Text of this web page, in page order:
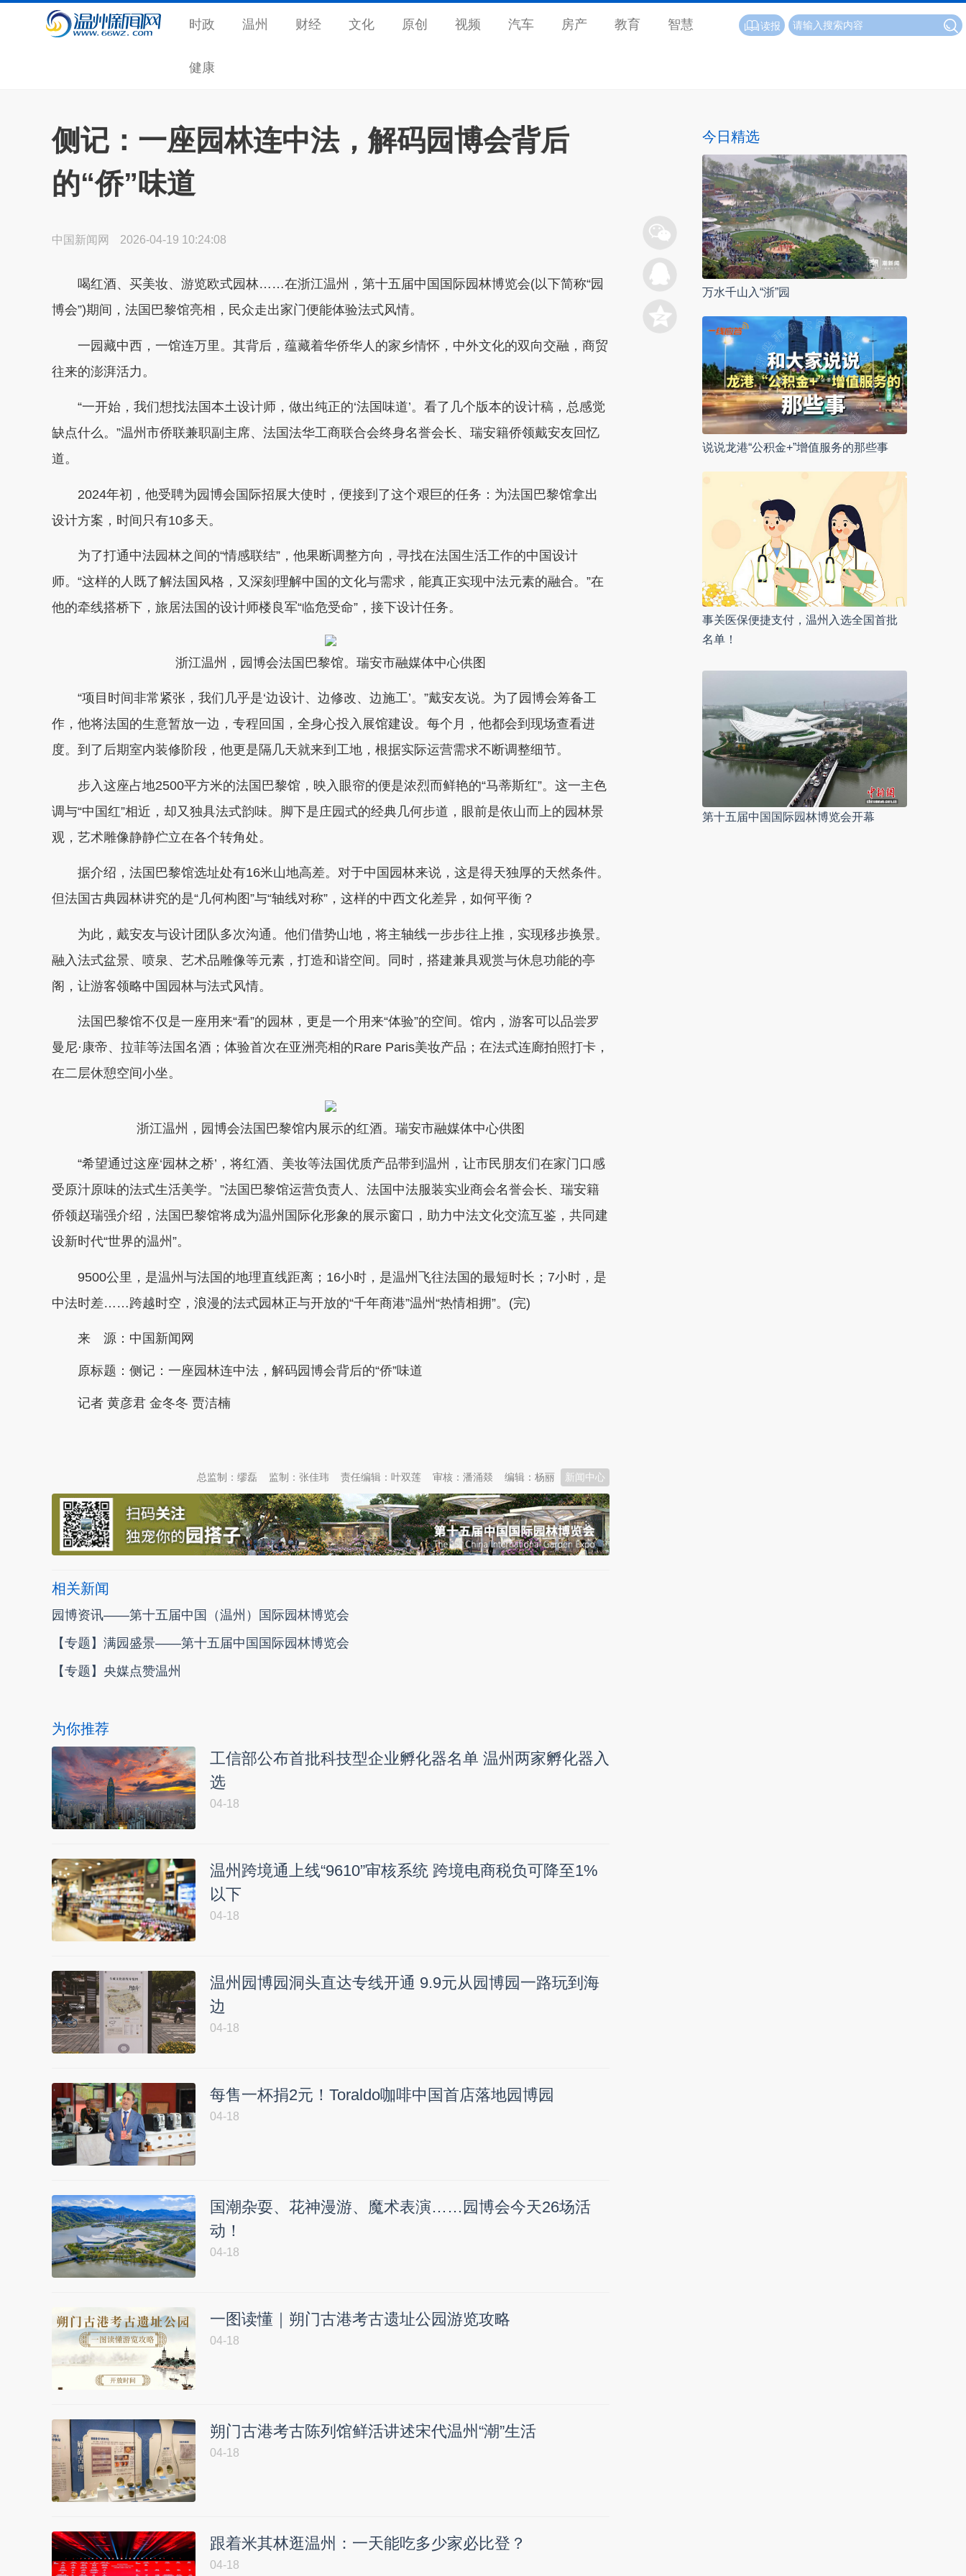
时政 温州 财经 文化 原创 视频 汽车 房产 教育 智慧
健康
读报
侧记：一座园林连中法，解码园博会背后
的“侨”味道
中国新闻网 2026-04-19 10:24:08
喝红酒、买美妆、游览欧式园林……在浙江温州，第十五届中国国际园林博览会(以下简称“园
博会”)期间，法国巴黎馆亮相，民众走出家门便能体验法式风情。
一园藏中西，一馆连万里。其背后，蕴藏着华侨华人的家乡情怀，中外文化的双向交融，商贸
往来的澎湃活力。
“一开始，我们想找法国本土设计师，做出纯正的‘法国味道’。看了几个版本的设计稿，总感觉
缺点什么。”温州市侨联兼职副主席、法国法华工商联合会终身名誉会长、瑞安籍侨领戴安友回忆
道。
2024年初，他受聘为园博会国际招展大使时，便接到了这个艰巨的任务：为法国巴黎馆拿出
设计方案，时间只有10多天。
为了打通中法园林之间的“情感联结”，他果断调整方向，寻找在法国生活工作的中国设计
师。“这样的人既了解法国风格，又深刻理解中国的文化与需求，能真正实现中法元素的融合。”在
他的牵线搭桥下，旅居法国的设计师楼良军“临危受命”，接下设计任务。
浙江温州，园博会法国巴黎馆。瑞安市融媒体中心供图
“项目时间非常紧张，我们几乎是‘边设计、边修改、边施工’。”戴安友说。为了园博会筹备工
作，他将法国的生意暂放一边，专程回国，全身心投入展馆建设。每个月，他都会到现场查看进
度。到了后期室内装修阶段，他更是隔几天就来到工地，根据实际运营需求不断调整细节。
步入这座占地2500平方米的法国巴黎馆，映入眼帘的便是浓烈而鲜艳的“马蒂斯红”。这一主色
调与“中国红”相近，却又独具法式韵味。脚下是庄园式的经典几何步道，眼前是依山而上的园林景
观，艺术雕像静静伫立在各个转角处。
据介绍，法国巴黎馆选址处有16米山地高差。对于中国园林来说，这是得天独厚的天然条件。
但法国古典园林讲究的是“几何构图”与“轴线对称”，这样的中西文化差异，如何平衡？
为此，戴安友与设计团队多次沟通。他们借势山地，将主轴线一步步往上推，实现移步换景。
融入法式盆景、喷泉、艺术品雕像等元素，打造和谐空间。同时，搭建兼具观赏与休息功能的亭
阁，让游客领略中国园林与法式风情。
法国巴黎馆不仅是一座用来“看”的园林，更是一个用来“体验”的空间。馆内，游客可以品尝罗
曼尼·康帝、拉菲等法国名酒；体验首次在亚洲亮相的Rare Paris美妆产品；在法式连廊拍照打卡，
在二层休憩空间小坐。
浙江温州，园博会法国巴黎馆内展示的红酒。瑞安市融媒体中心供图
“希望通过这座‘园林之桥’，将红酒、美妆等法国优质产品带到温州，让市民朋友们在家门口感
受原汁原味的法式生活美学。”法国巴黎馆运营负责人、法国中法服装实业商会名誉会长、瑞安籍
侨领赵瑞强介绍，法国巴黎馆将成为温州国际化形象的展示窗口，助力中法文化交流互鉴，共同建
设新时代“世界的温州”。
9500公里，是温州与法国的地理直线距离；16小时，是温州飞往法国的最短时长；7小时，是
中法时差……跨越时空，浪漫的法式园林正与开放的“千年商港”温州“热情相拥”。(完)
来 源：中国新闻网
原标题： 侧记：一座园林连中法，解码园博会背后的“侨”味道
记者 黄彦君 金冬冬 贾洁楠
新闻中心
编辑：杨丽
审核：潘涌燚
责任编辑：叶双莲
监制：张佳玮
总监制：缪磊
相关新闻
园博资讯——第十五届中国（温州）国际园林博览会
【专题】满园盛景——第十五届中国国际园林博览会
【专题】央媒点赞温州
为你推荐
工信部公布首批科技型企业孵化器名单 温州两家孵化器入
选
04-18
温州跨境通上线“9610”审核系统 跨境电商税负可降至1%
以下
04-18
温州园博园洞头直达专线开通 9.9元从园博园一路玩到海
边
04-18
每售一杯捐2元！Toraldo咖啡中国首店落地园博园
04-18
国潮杂耍、花神漫游、魔术表演……园博会今天26场活
动！
04-18
一图读懂｜朔门古港考古遗址公园游览攻略
04-18
朔门古港考古陈列馆鲜活讲述宋代温州“潮”生活
04-18
跟着米其林逛温州：一天能吃多少家必比登？
04-18
今日精选
万水千山入“浙”园
说说龙港“公积金+”增值服务的那些事
事关医保便捷支付，温州入选全国首批
名单！
第十五届中国国际园林博览会开幕